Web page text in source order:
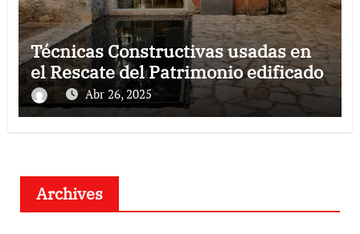
Técnicas Constructivas usadas en
el Rescate del Patrimonio edificado
Abr 26, 2025
Archives